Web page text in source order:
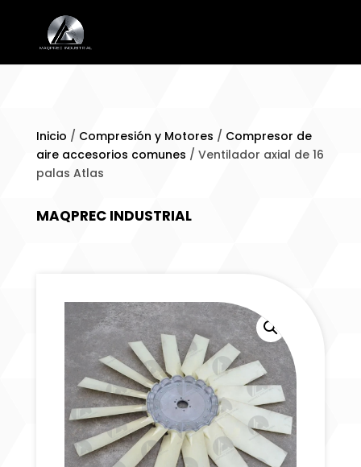
Inicio / Compresión y Motores / Compresor de
aire accesorios comunes / Ventilador axial de 16
palas Atlas
MAQPREC INDUSTRIAL